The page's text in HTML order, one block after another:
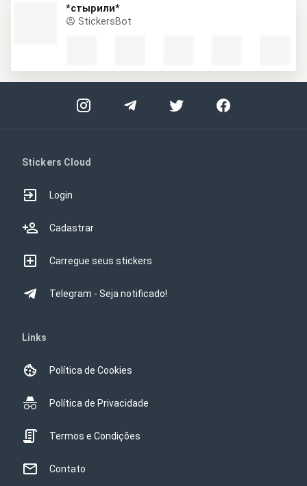
*стырили*
StickersBot
Stickers Cloud
Login
Cadastrar
Carregue seus stickers
Telegram - Seja notificado!
Links
Política de Cookies
Política de Privacidade
Termos e Condições
Contato